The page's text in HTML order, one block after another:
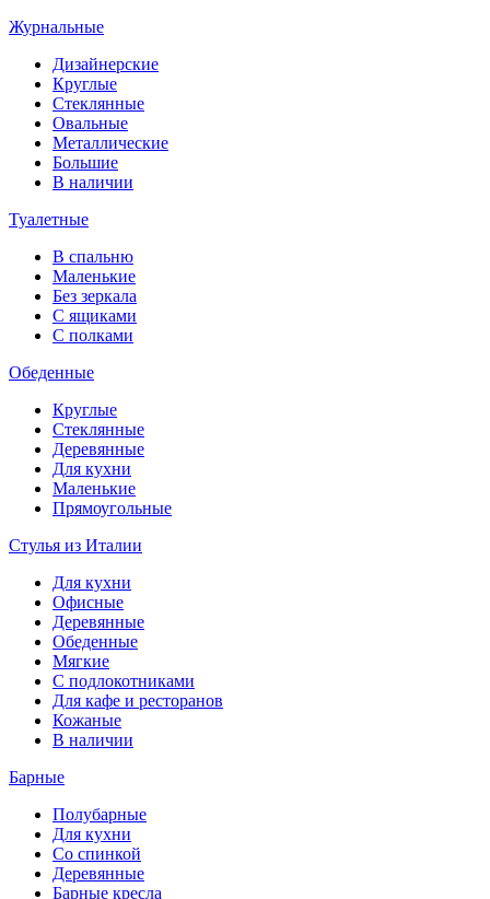
Журнальные
Дизайнерские
Круглые
Стеклянные
Овальные
Металлические
Большие
В наличии
Туалетные
В спальню
Маленькие
Без зеркала
С ящиками
С полками
Обеденные
Круглые
Стеклянные
Деревянные
Для кухни
Маленькие
Прямоугольные
Стулья из Италии
Для кухни
Офисные
Деревянные
Обеденные
Мягкие
С подлокотниками
Для кафе и ресторанов
Кожаные
В наличии
Барные
Полубарные
Для кухни
Со спинкой
Деревянные
Барные кресла